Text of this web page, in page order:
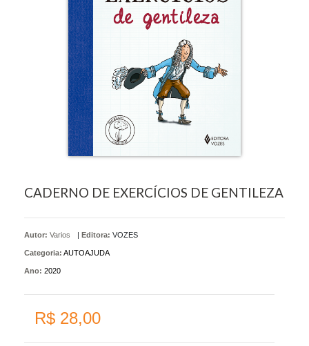
CADERNO DE EXERCÍCIOS DE GENTILEZA
Autor: Varios | Editora: VOZES
Categoria: AUTOAJUDA
Ano: 2020
R$ 28,00